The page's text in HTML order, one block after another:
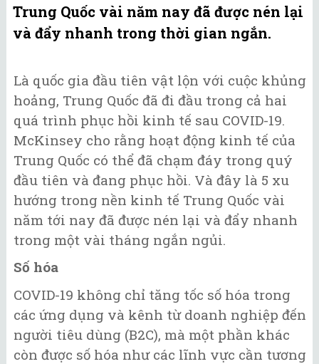
Trung Quốc vài năm nay đã được nén lại
và đẩy nhanh trong thời gian ngắn.
Là quốc gia đầu tiên vật lộn với cuộc khủng
hoảng, Trung Quốc đã đi đầu trong cả hai
quá trình phục hồi kinh tế sau COVID-19.
McKinsey cho rằng hoạt động kinh tế của
Trung Quốc có thể đã chạm đáy trong quý
đầu tiên và đang phục hồi. Và đây là 5 xu
hướng trong nền kinh tế Trung Quốc vài
năm tới nay đã được nén lại và đẩy nhanh
trong một vài tháng ngắn ngủi.
Số hóa
COVID-19 không chỉ tăng tốc số hóa trong
các ứng dụng và kênh từ doanh nghiệp đến
người tiêu dùng (B2C), mà một phần khác
còn được số hóa như các lĩnh vực cần tương